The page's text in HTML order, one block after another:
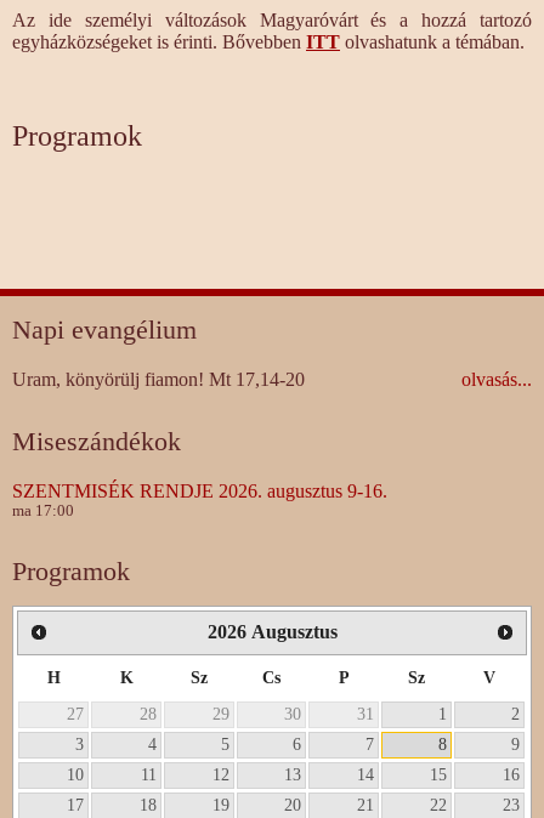
Az ide személyi változások Magyaróvárt és a hozzá tartozó
egyházközségeket is érinti. Bővebben ITT olvashatunk a témában.
Programok
Napi evangélium
Uram, könyörülj fiamon! Mt 17,14-20 olvasás...
Miseszándékok
SZENTMISÉK RENDJE 2026. augusztus 9-16.
ma 17:00
Programok
2026 Augusztus
H K Sz Cs P Sz
V
27
28 29 30 31 1
2
3
4 5 6 7 8
9
10
11 12 13 14 15
16
17
18 19 20 21 22 23